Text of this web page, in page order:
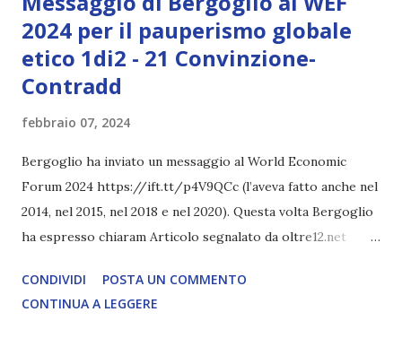
2024 per il pauperismo globale
etico 1di2 - 21 Convinzione-
Contradd
febbraio 07, 2024
Bergoglio ha inviato un messaggio al World Economic
Forum 2024 https://ift.tt/p4V9QCc (l’aveva fatto anche nel
2014, nel 2015, nel 2018 e nel 2020). Questa volta Bergoglio
ha espresso chiaram Articolo segnalato da oltre12.net
CONDIVIDI
POSTA UN COMMENTO
CONTINUA A LEGGERE